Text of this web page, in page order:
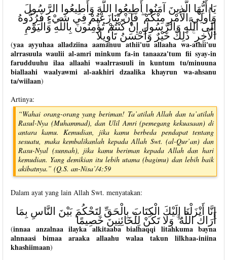
يَا أَيُّهَا الَّذِينَ آمَنُوا أَطِيعُوا اللَّهَ وَأَطِيعُوا الرَّسُولَ
وَأُولِي الْأَمْرِ مِنْكُمْ ۖ فَإِنْ تَنَازَعْتُمْ فِي شَيْءٍ فَرُدُّوهُ
إِلَى اللَّهِ وَالرَّسُولِ إِنْ كُنْتُمْ تُؤْمِنُونَ بِاللَّهِ وَالْيَوْمِ
الْآخِرِ ۚ ذَٰلِكَ خَيْرٌ وَأَحْسَنُ تَأْوِيلًا
(yaa ayyuhaa alladziina aamanuu athii'uu allaaha wa-athii'uu
alrrasuula waulii al-amri minkum fa-in tanaaza'tum fii syay-in
farudduuhu ilaa allaahi waalrrasuuli in kuntum tu/minuuna
biallaahi waalyawmi al-aakhiri dzaalika khayrun wa-ahsanu
ta/wiilaan)
Artinya:
“Wahai orang-orang yang beriman! Ta’atilah Allah dan ta’atilah
Rasul-Nya (Muhammad), dan Ulil Amri (pemegang kekuasaan) di
antara kamu. Kemudian, jika kamu berbeda pendapat tentang
sesuatu, maka kembalikanlah kepada Allah Swt. (al-Qur’an) dan
Rasu-Nyal (sunnah), jika kamu beriman kepada Allah dan hari
kemudian. Yang demikian itu lebih utama (bagimu) dan lebih baik
akibatnya.” (Q.S. an-Nisa’/4:59
Dalam ayat yang lain Allah Swt. menyatakan:
إِنَّا أَنْزَلْنَا إِلَيْكَ الْكِتَابَ بِالْحَقِّ لِتَحْكُمَ بَيْنَ النَّاسِ بِمَا
أَرَاكَ اللَّهُ ۚ وَلَا تَكُنْ لِلْخَائِنِينَ خَصِيمًا
(innaa anzalnaa ilayka alkitaaba bialhaqqi litahkuma bayna
alnnaasi bimaa araaka allaahu walaa takun lilkhaa-iniina
khashiimaan)